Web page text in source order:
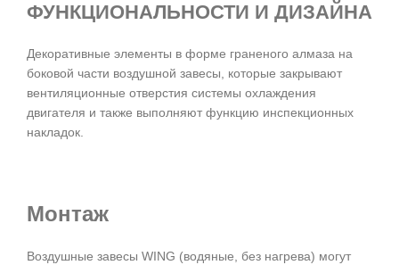
ФУНКЦИОНАЛЬНОСТИ И ДИЗАЙНА
Декоративные элементы в форме граненого алмаза на
боковой части воздушной завесы, которые закрывают
вентиляционные отверстия системы охлаждения
двигателя и также выполняют функцию инспекционных
накладок.
Монтаж
Воздушные завесы WING (водяные, без нагрева) могут